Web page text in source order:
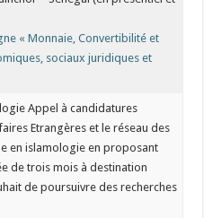
« Monnaie, Convertibilité et
sociaux juridiques et
Appel à candidatures
Etrangères et le réseau des
en islamologie en proposant
de trois mois à destination
de poursuivre des recherches